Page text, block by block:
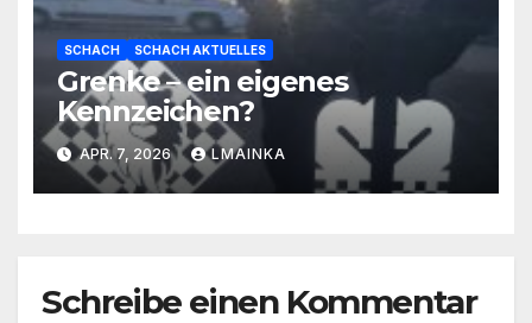
SCHACH SCHACH AKTUELLES
Grenke – ein eigenes
Kennzeichen?
APR. 7, 2026 LMAINKA
Schreibe einen Kommentar